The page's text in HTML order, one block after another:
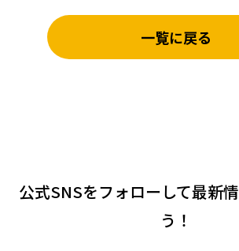
一覧に戻る
公式SNSをフォローして最新
う！